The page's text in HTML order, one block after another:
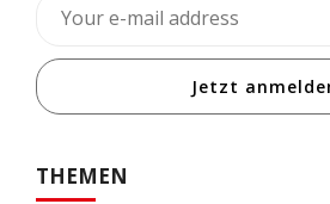
Jetzt
THEMEN